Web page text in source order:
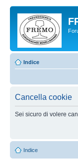
Indice
Cancella cookie
Sei sicuro di volere
Indice